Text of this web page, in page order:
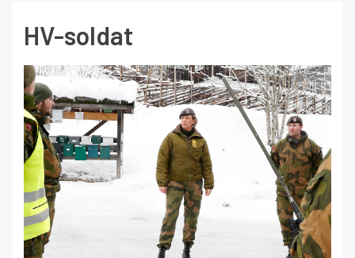
HV-soldat